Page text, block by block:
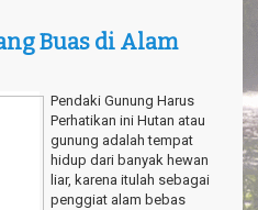
Buas di Alam
Pendaki Gunung Harus
Perhatikan ini Hutan atau
gunung adalah tempat
hidup dari banyak hewan
liar, karena itulah sebagai
penggiat alam bebas